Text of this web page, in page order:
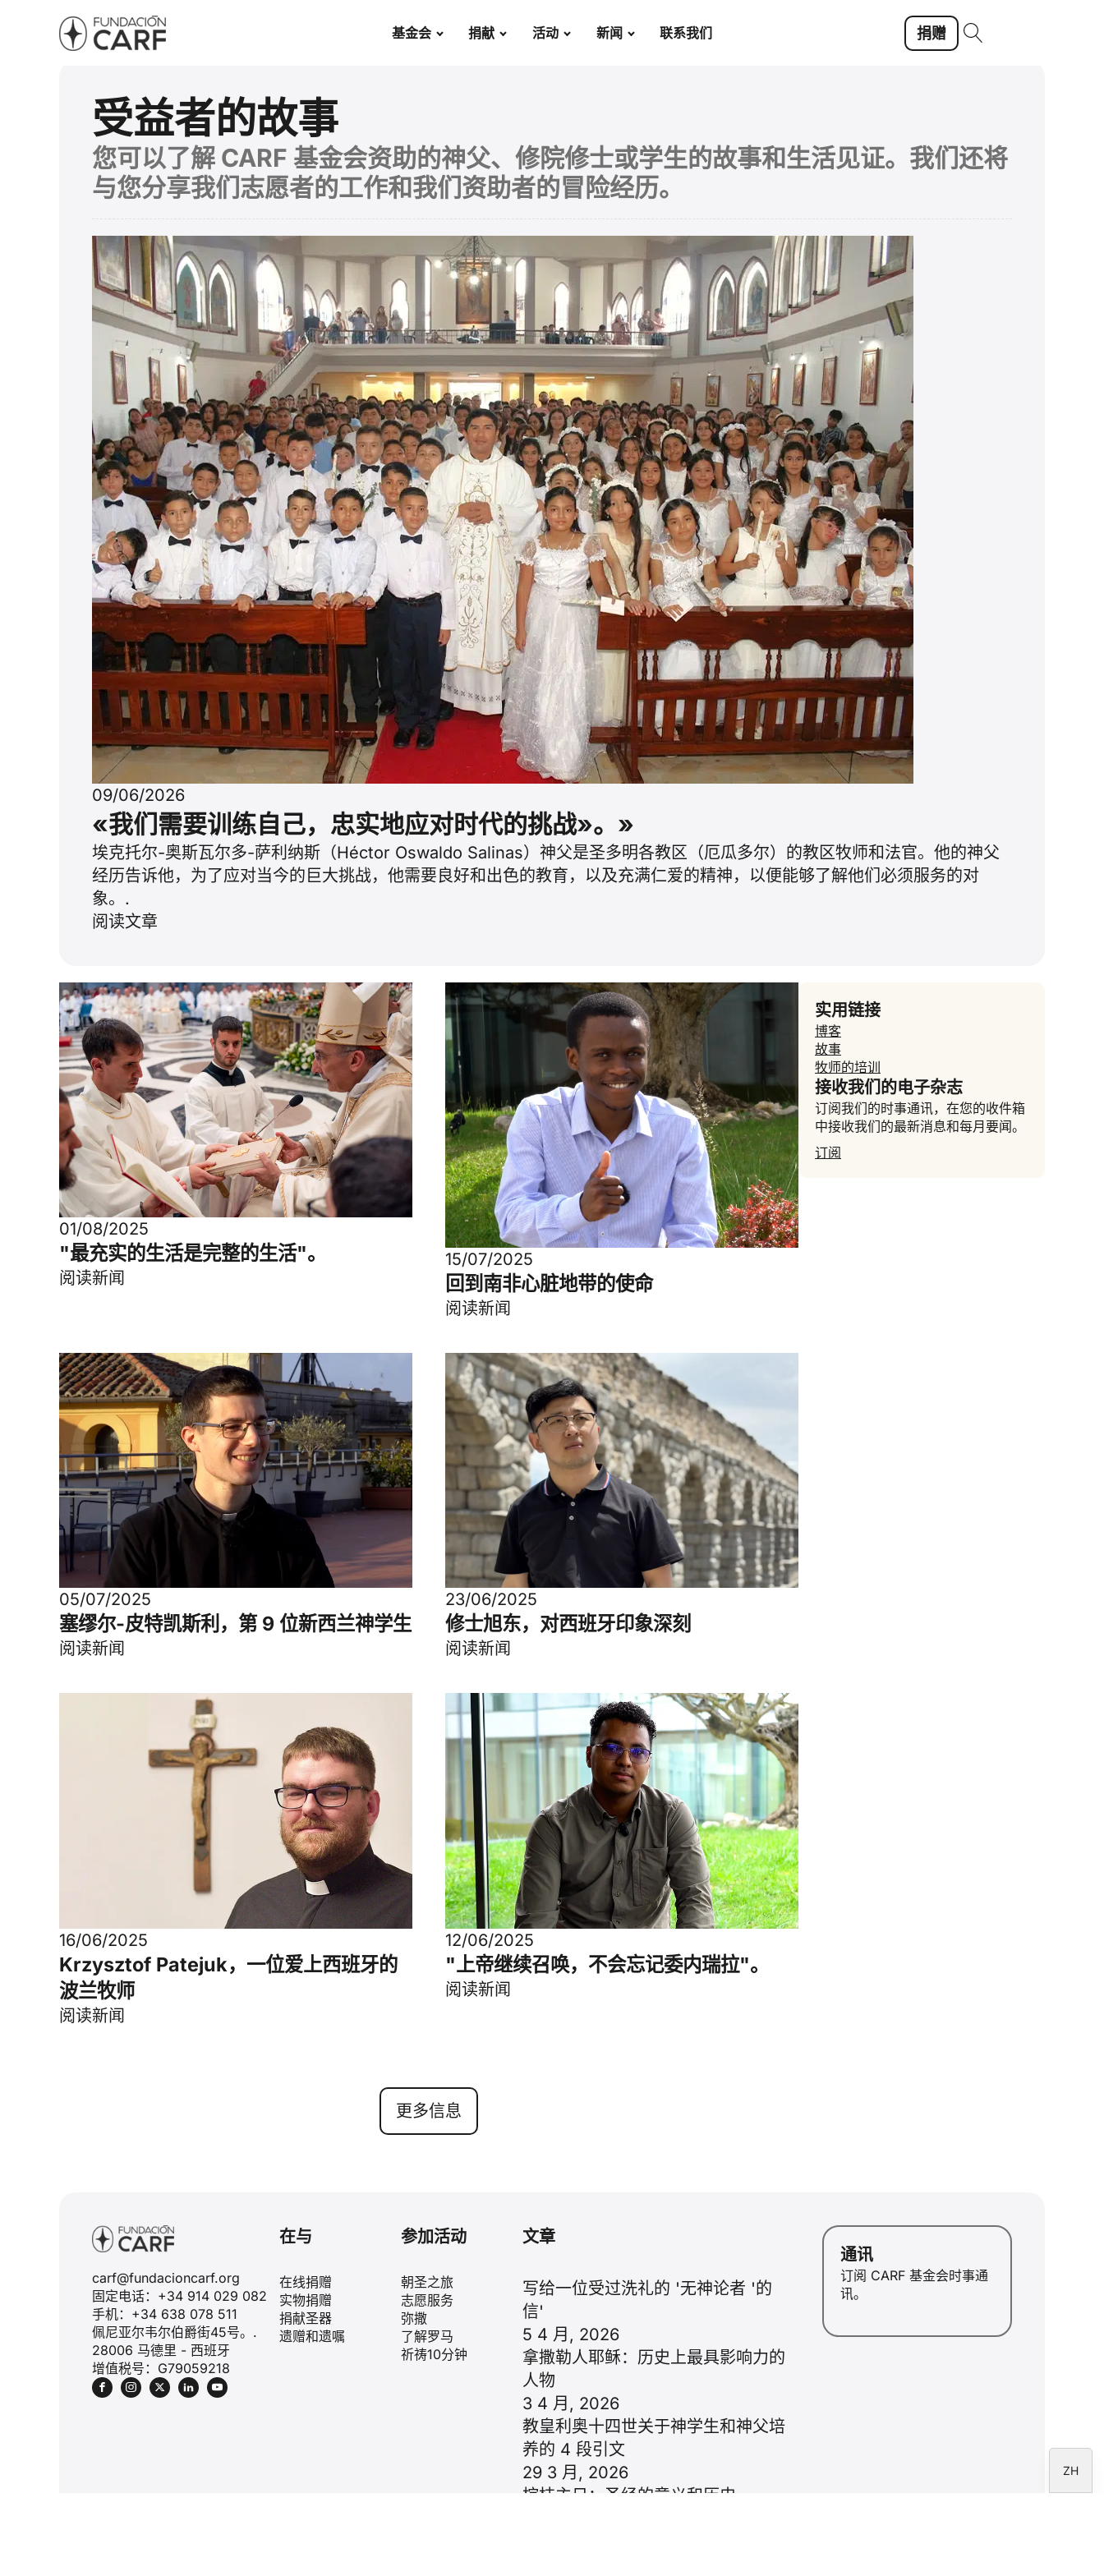
基金会 捐献 活动 新闻 联系我们 捐赠
受益者的故事
您可以了解 CARF 基金会资助的神父、修院修士或学生的故事和生活见证。我们还将
与您分享我们志愿者的工作和我们资助者的冒险经历。
09/06/2026
«我们需要训练自己，忠实地应对时代的挑战»。»
埃克托尔-奥斯瓦尔多-萨利纳斯（Héctor Oswaldo Salinas）神父是圣多明各教区（厄瓜多尔）的教区牧师和法官。他的神父
经历告诉他，为了应对当今的巨大挑战，他需要良好和出色的教育，以及充满仁爱的精神，以便能够了解他们必须服务的对
象。.
阅读文章
01/08/2025
"最充实的生活是完整的生活"。
阅读新闻
15/07/2025
回到南非心脏地带的使命
阅读新闻
05/07/2025
塞缪尔-皮特凯斯利，第 9 位新西兰神学生
阅读新闻
23/06/2025
修士旭东，对西班牙印象深刻
阅读新闻
16/06/2025
Krzysztof Patejuk，一位爱上西班牙的
波兰牧师
阅读新闻
12/06/2025
"上帝继续召唤，不会忘记委内瑞拉"。
阅读新闻
更多信息
实用链接
博客
故事
牧师的培训
接收我们的电子杂志
订阅我们的时事通讯，在您的收件箱
中接收我们的最新消息和每月要闻。
订阅
carf@fundacioncarf.org
固定电话：+34 914 029 082
手机：+34 638 078 511
佩尼亚尔韦尔伯爵街45号。.
28006 马德里 - 西班牙
增值税号：G79059218
在与
在线捐赠
实物捐赠
捐献圣器
遗赠和遗嘱
参加活动
朝圣之旅
志愿服务
弥撒
了解罗马
祈祷10分钟
文章
写给一位受过洗礼的 '无神论者 '的
信'
5 4 月, 2026
拿撒勒人耶稣：历史上最具影响力的
人物
3 4 月, 2026
教皇利奥十四世关于神学生和神父培
养的 4 段引文
29 3 月, 2026
棕枝主日：圣经的意义和历史
通讯
订阅 CARF 基金会时事通
讯。
ZH